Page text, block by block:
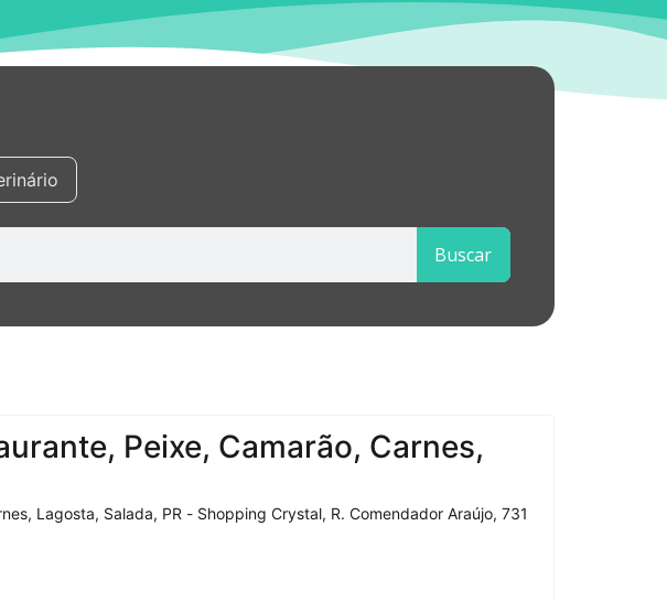
Buscar
Peixe, Camarão, Carnes,
Lagosta, Salada, PR - Shopping Crystal, R. Comendador Araújo, 731